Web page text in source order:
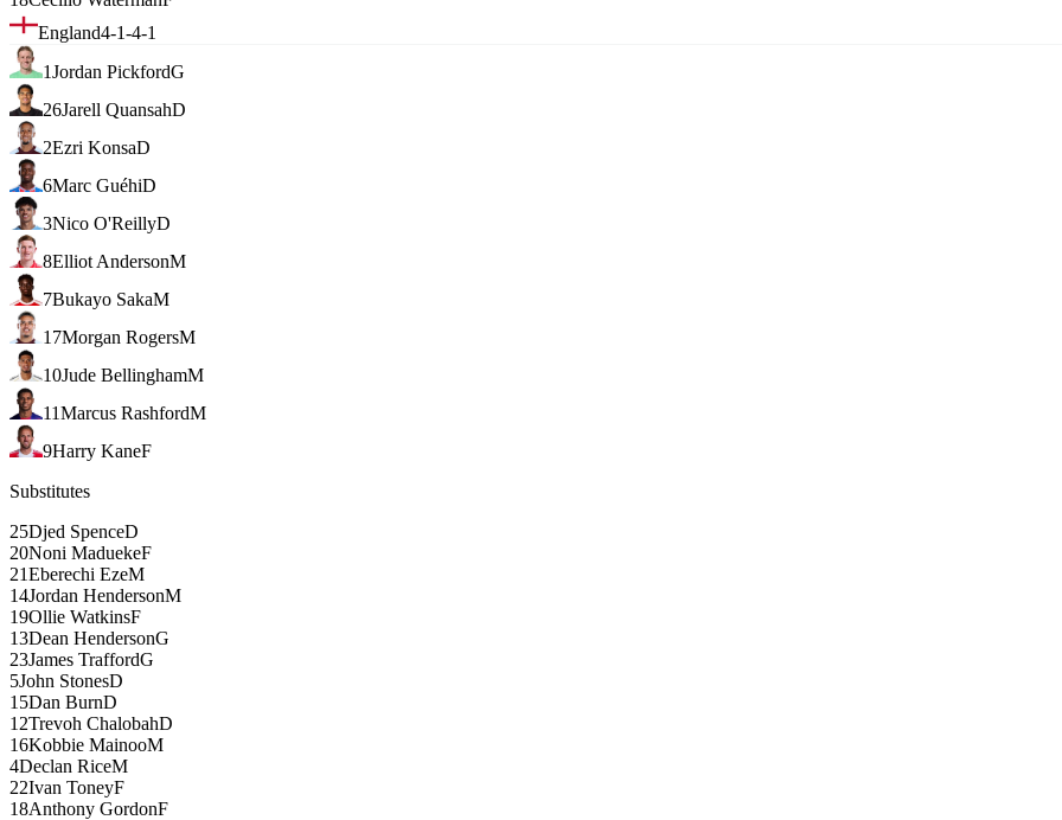
England4-1-4-1
1Jordan PickfordG
26Jarell QuansahD
2Ezri KonsaD
6Marc GuéhiD
3Nico O'ReillyD
8Elliot AndersonM
7Bukayo SakaM
17Morgan RogersM
10Jude BellinghamM
11Marcus RashfordM
9Harry KaneF
Substitutes
25Djed SpenceD
20Noni MaduekeF
21Eberechi EzeM
14Jordan HendersonM
19Ollie WatkinsF
13Dean HendersonG
23James TraffordG
5John StonesD
15Dan BurnD
12Trevoh ChalobahD
16Kobbie MainooM
4Declan RiceM
22Ivan ToneyF
18Anthony GordonF